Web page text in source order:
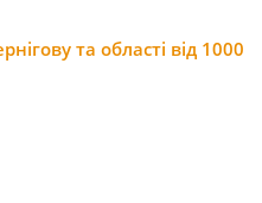
та області від 1000